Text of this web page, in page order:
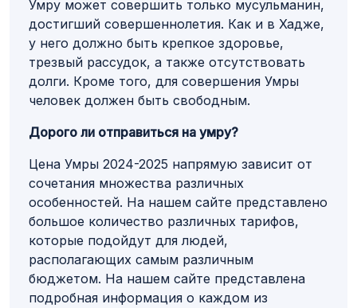
Умру может совершить только мусульманин,
достигший совершеннолетия. Как и в Хадже,
у него должно быть крепкое здоровье,
трезвый рассудок, а также отсутствовать
долги. Кроме того, для совершения Умры
человек должен быть свободным.
Дорого ли отправиться на умру?
Цена Умры 2024-2025 напрямую зависит от
сочетания множества различных
особенностей. На нашем сайте представлено
большое количество различных тарифов,
которые подойдут для людей,
располагающих самым различным
бюджетом. На нашем сайте представлена
подробная информация о каждом из